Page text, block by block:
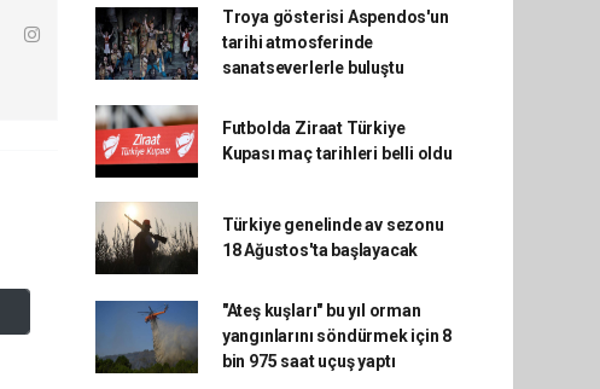
Troya gösterisi Aspendos'un
tarihi atmosferinde
sanatseverlerle buluştu
Futbolda Ziraat Türkiye
Kupası maç tarihleri belli oldu
Türkiye genelinde av sezonu
18 Ağustos'ta başlayacak
"Ateş kuşları" bu yıl orman
yangınlarını söndürmek için 8
bin 975 saat uçuş yaptı